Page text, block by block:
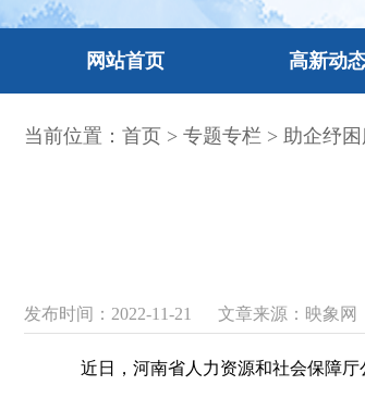
网站首页 高新动
当前位置： 首页 > 专题专栏 > 助企纾
发布时间：2022-11-21 文章来源：映象网
近日，河南省人力资源和社会保障